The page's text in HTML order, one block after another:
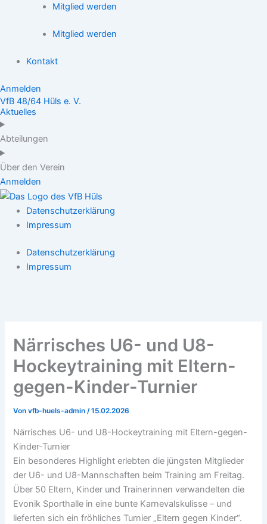
Mitglied werden
Mitglied werden
Kontakt
Anmelden
VfB 48/64 Hüls e. V.
Aktuelles
Abteilungen
Über den Verein
Anmelden
Datenschutzerklärung
Impressum
Datenschutzerklärung
Impressum
Närrisches U6- und U8-
Hockeytraining mit Eltern-
gegen-Kinder-Turnier
Vonvfb-huels-admin/15.02.2026
Närrisches U6- und U8-Hockeytraining mit Eltern-gegen-
Kinder-Turnier
Ein besonderes Highlight erlebten die jüngsten Mitglieder
der U6- und U8-Mannschaften beim Training am Freitag.
Über 50 Eltern, Kinder und Trainerinnen verwandelten die
Evonik Sporthalle in eine bunte Karnevalskulisse – und
lieferten sich ein fröhliches Turnier „Eltern gegen Kinder“.